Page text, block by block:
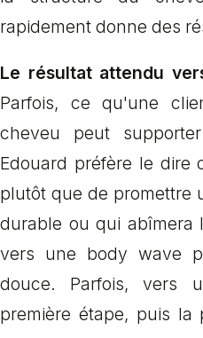
rapidement donne des
Le résultat attendu
Parfois, ce qu'une
cheveu peut
Edouard préfère le dire
plutôt que de promettre
durable ou qui abîmera
vers une body wave
douce. Parfois, vers
première étape, puis la